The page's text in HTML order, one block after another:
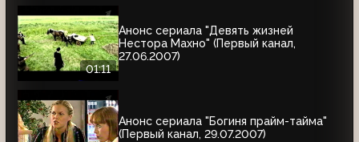
01:11
Анонс сериала "Девять жизней
Нестора Махно" (Первый канал,
27.06.2007)
Анонс сериала "Богиня прайм-тайма"
(Первый канал, 29.07.2007)